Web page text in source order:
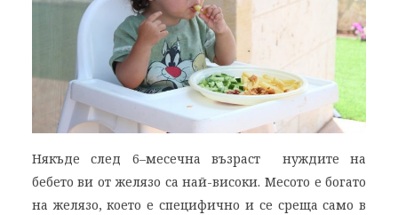
Някъде след 6–месечна възраст нуждите на
бебето ви от желязо са най-високи. Месото е богато
на желязо, което е специфично и се среща само в